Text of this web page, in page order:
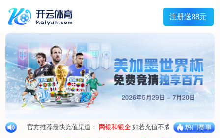
Menu
网站首页
关于我们
产品中心
荣誉资质
厂区设备
人才招聘
新闻中心
销售网点